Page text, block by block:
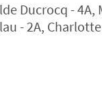
Ducrocq -
- 2A,